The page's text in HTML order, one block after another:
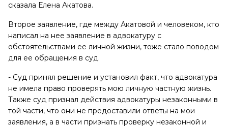
сказала Елена Акатова.
Второе заявление, где между Акатовой и человеком, кто
написал на нее заявление в адвокатуру с
обстоятельствами ее личной жизни, тоже стало поводом
для ее обращения в суд.
- Суд принял решение и установил факт, что адвокатура
не имела право проверять мою личную частную жизнь.
Также суд признал действия адвокатуры незаконными в
той части, что они не предоставили ответы на мои
заявления, а в части признать проверку незаконной и